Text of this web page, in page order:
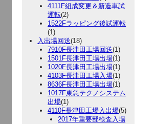
4111F組成変更＆新造車試
運転(2)
1522Fラッピング後試運転
(1)
入出場回送(18)
7910F長津田工場回送(1)
1501F長津田工場出場(1)
1020F長津田工場出場(1)
4103F長津田工場入場(1)
8636F長津田工場出場(1)
1017F東急テクノシステム
出場(1)
4110F長津田工場入出場(5)
2017年重要部検査入場